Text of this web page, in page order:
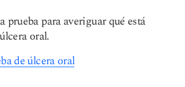
prueba para averiguar qué está
oral.
de úlcera oral